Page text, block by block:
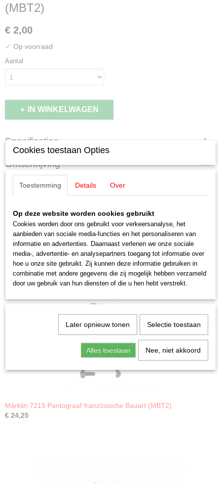
(MBT2)
€ 2,00
✓ Op voorraad
Aantal
IN WINKELWAGEN
Specificaties
E330080
Schaal
Nieuw
Omschrijving
Märklin E330080 Isolatie pantograaf
Uitverkocht bij Märklin
Ook interessant
Märklin 7219 Pantograaf französische Bauart (MBT2)
€ 24,25
Cookies toestaan Opties
Toestemming Details Over
Op deze website worden cookies gebruikt
Cookies worden door ons gebruikt voor verkeersanalyse, het
aanbieden van sociale media-functies en het personaliseren van
informatie en advertenties. Daarnaast verlenen we onze sociale
media-, advertentie- en analysepartners toegang tot informatie over
hoe u onze site gebruikt. Zij kunnen deze informatie gebruiken in
combinatie met andere gegevens die zij mogelijk hebben verzameld
door uw gebruik van hun diensten of die u hen hebt verstrekt.
Later opnieuw tonen Selectie toestaan
Alles toestaan Nee, niet akkoord